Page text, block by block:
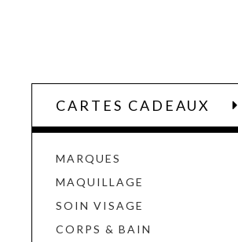
CARTES CADEAUX
MARQUES
MAQUILLAGE
SOIN VISAGE
CORPS & BAIN